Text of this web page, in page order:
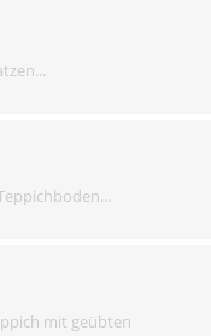
mit geübten